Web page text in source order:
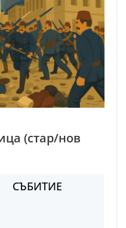
(стар/нов
СЪБИТИЕ